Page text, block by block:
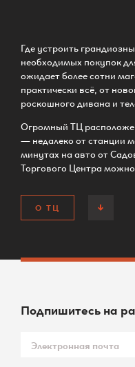
Где устроить
необходимых покупок
ожидает более сотни
практически всё, от
роскошного дивана и
Огромный ТЦ
— недалеко от станции
минутах на авто от
Торгового Центра
О ТЦ
Подпишитесьна